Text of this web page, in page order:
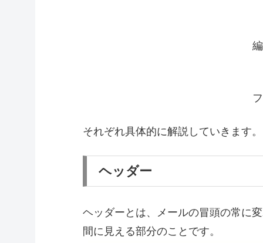
それぞれ具体的に解説していきます。
ヘッダー
ヘッダーとは、メールの冒頭の常に
間に見える部分のことです。